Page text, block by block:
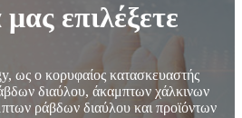
μας επιλέξετε
ως ο κορυφαίος κατασκευαστής
διαύλου, άκαμπτων χάλκινων
ράβδων διαύλου και προϊόντων